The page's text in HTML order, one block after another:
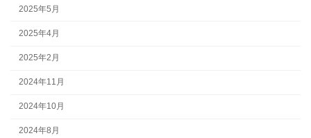
2025年5月
2025年4月
2025年2月
2024年11月
2024年10月
2024年8月